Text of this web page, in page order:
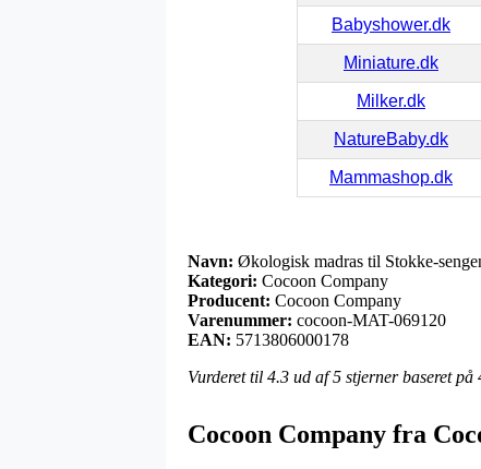
Babyshower.dk
Miniature.dk
Milker.dk
NatureBaby.dk
Mammashop.dk
Navn: Økologisk madras til Stokke-
Kategori: Cocoon Company
Producent: Cocoon Company
Varenummer: cocoon-MAT-069120
EAN: 5713806000178
Vurderet til 4.3 ud af 5 stjerner baseret på
Cocoon Company fra